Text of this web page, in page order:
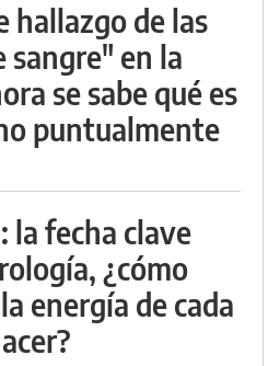
hallazgo de las
sangre" en la
se sabe qué es
puntualmente
fecha clave
¿cómo
energía de cada